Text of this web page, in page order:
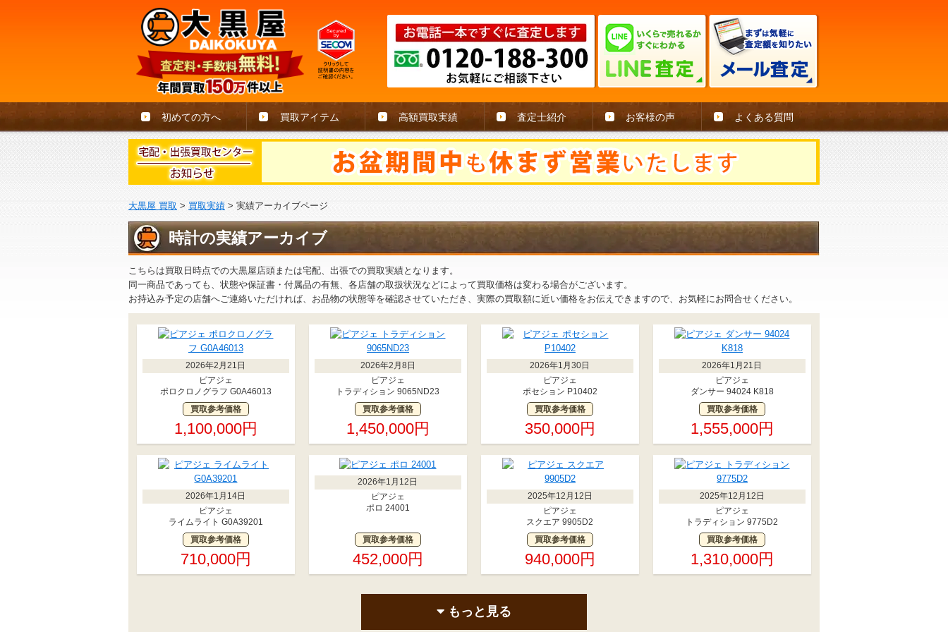
初めての方へ 買取アイテム 高額買取実績 査定士紹介 お客様の声 よくある質問
大黒屋 買取 > 買取実績 > 実績アーカイブページ
時計の実績アーカイブ
こちらは買取日時点での大黒屋店頭または宅配、出張での買取実績となります。
同一商品であっても、状態や保証書・付属品の有無、各店舗の取扱状況などによって買取価格は変わる場合がございます。
お持込み予定の店舗へご連絡いただければ、お品物の状態等を確認させていただき、実際の買取額に近い価格をお伝えできますので、お気軽にお問合せください。
2026年2月21日
ピアジェ
ポロクロノグラフ G0A46013
買取参考価格
1,100,000円
2026年2月8日
ピアジェ
トラディション 9065ND23
買取参考価格
1,450,000円
2026年1月30日
ピアジェ
ポセション P10402
買取参考価格
350,000円
2026年1月21日
ピアジェ
ダンサー 94024 K818
買取参考価格
1,555,000円
2026年1月14日
ピアジェ
ライムライト G0A39201
買取参考価格
710,000円
2026年1月12日
ピアジェ
ポロ 24001
買取参考価格
452,000円
2025年12月12日
ピアジェ
スクエア 9905D2
買取参考価格
940,000円
2025年12月12日
ピアジェ
トラディション 9775D2
買取参考価格
1,310,000円
もっと見る